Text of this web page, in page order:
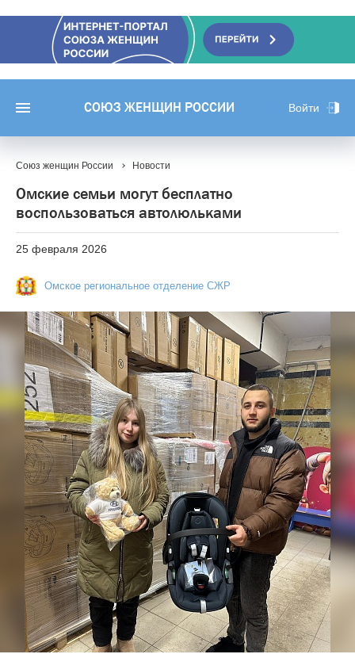
СОЮЗ ЖЕНЩИН РОССИИ Войти
Союз женщин России Новости
Омские семьи могут бесплатно
воспользоваться автолюльками
25 февраля 2026
Омское региональное отделение СЖР